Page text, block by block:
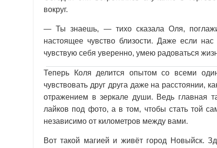
вокруг.
— Ты знаешь, — тихо сказала Оля,
настоящее чувство близости. Даже если
чувствую себя уверенно, умею радоваться
Теперь Коля делится опытом со всеми
чувствовать друг друга даже на расстоянии,
отражением в зеркале души. Ведь главная
лайков под фото, а в том, чтобы стать той
независимо от километров между вами.
Вот такой магией и живёт город Новыйск.